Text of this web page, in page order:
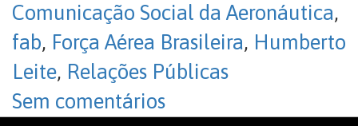
Comunicação Social da Aeronáutica,
fab, Força Aérea Brasileira, Humberto
Leite, Relações Públicas
Sem comentários